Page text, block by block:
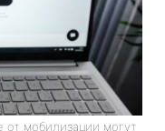
мобилизации могут